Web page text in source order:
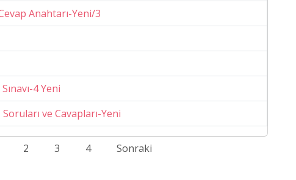
Anahtarı-Yeni/3
4 Yeni
Soruları ve Cavapları-Yeni
2 3 4 Sonraki